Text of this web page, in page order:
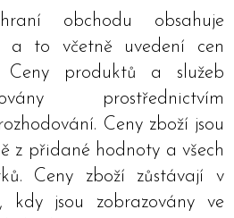
obchodu obsahuje
a to včetně uvedení cen
Ceny produktů a služeb
prostřednictvím
Ceny zboží jsou
z přidané hodnoty a všech
Ceny zboží zůstávají v
kdy jsou zobrazovány ve